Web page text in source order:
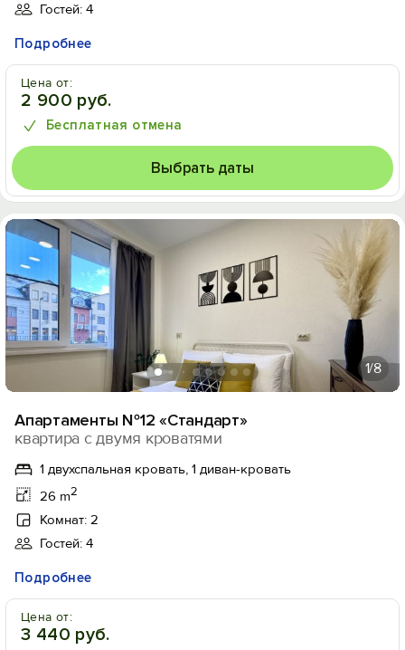
Гостей: 4
Подробнее
Цена от:
2 900 руб.
Бесплатная отмена
Выбрать даты
1/8
Апартаменты №12 «Стандарт»
квартира с двумя кроватями
1 двухспальная кровать, 1 диван-кровать
26 m2
Комнат: 2
Гостей: 4
Подробнее
Цена от:
3 440 руб.